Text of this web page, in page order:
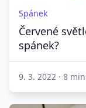
Spánek
Červené
spánek?
9. 3. 2022 · 8